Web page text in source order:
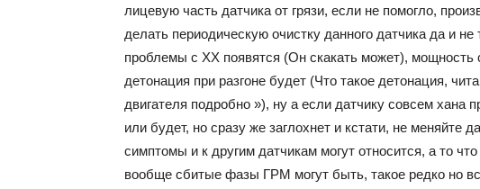
лицевую часть датчика от грязи, если не помогло,
делать периодическую очистку данного датчика да и
проблемы с ХХ появятся (Он скакать может), мощность
детонация при разгоне будет (Что такое детонация,
двигателя подробно »), ну а если датчику совсем хана
или будет, но сразу же заглохнет и кстати, не меняйте
симптомы и к другим датчикам могут относится, а то
вообще сбитые фазы ГРМ могут быть, такое редко но